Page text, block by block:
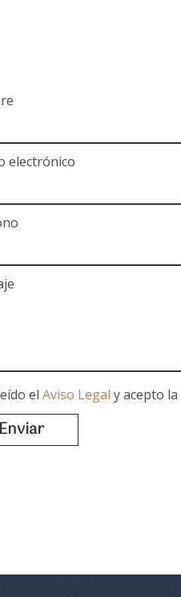
electrónico
el Aviso Legal y acepto la
Enviar